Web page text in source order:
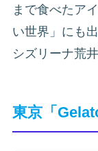
まで食べたア
い世界」にも
シズリーナ荒井
東京「